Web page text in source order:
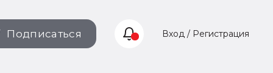
Подписаться Вход / Регистрация